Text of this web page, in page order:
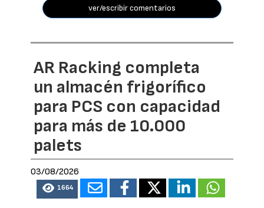
ver/escribir comentarios
AR Racking completa
un almacén frigorífico
para PCS con capacidad
para más de 10.000
palets
03/08/2026
1664